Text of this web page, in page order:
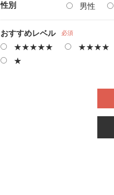
性別 男性
おすすめレベル 必須
★★★★★ ★★★★
★